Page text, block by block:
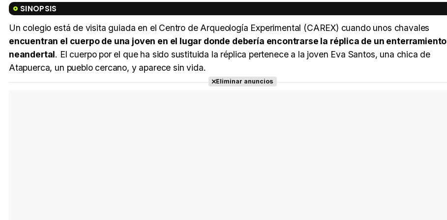
SINOPSIS
Un colegio está de visita guiada en el Centro de Arqueología Experimental (CAREX) cuando unos chavales
encuentran el cuerpo de una joven en el lugar donde debería encontrarse la réplica de un enterramiento
neandertal. El cuerpo por el que ha sido sustituida la réplica pertenece a la joven Eva Santos, una chica de
Atapuerca, un pueblo cercano, y aparece sin vida.
Eliminar anuncios